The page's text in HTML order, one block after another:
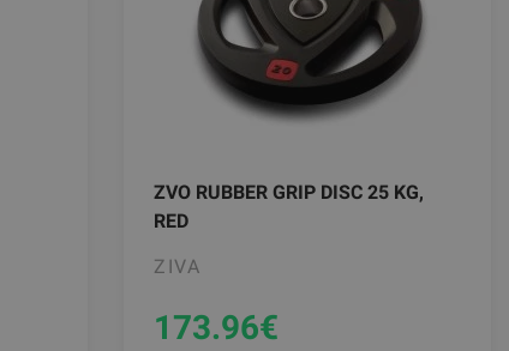
ZVO RUBBER GRIP DISC 25 KG,
RED
ZIVA
173.96€